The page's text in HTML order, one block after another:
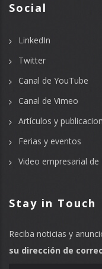
Social
LinkedIn
Twitter
Canal de YouTube
Canal de Vimeo
Artículos y
Ferias y eventos
Video empresarial
Stay in Touch
Reciba noticias y
su dirección de